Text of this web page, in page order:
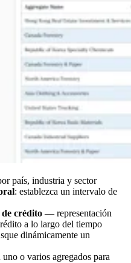
país, industria y sector
: establezca un intervalo de
crédito — representación
a lo largo del tiempo
dinámicamente un
uno o varios agregados para